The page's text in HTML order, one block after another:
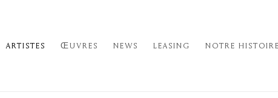
ARTISTES ŒUVRES NEWS LEASING NOTRE HISTOIRE